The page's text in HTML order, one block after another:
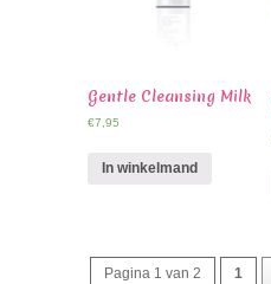
Gentle Cleansing Milk
€7,95
In winkelmand
Pagina 1 van 2 1